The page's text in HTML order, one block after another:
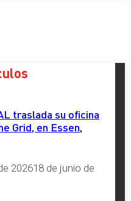
traslada su oficina
Grid, en Essen,
202618 de junio de